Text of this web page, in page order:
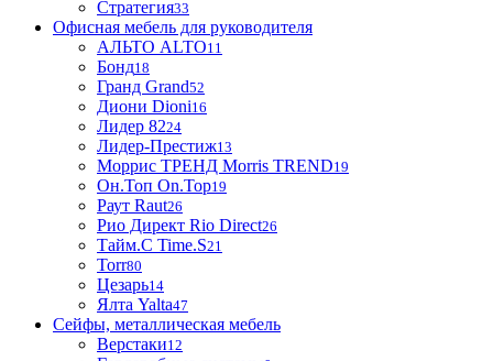
Стратегия33
Офисная мебель для руководителя
АЛЬТО ALTO11
Бонд18
Гранд Grand52
Диони Dioni16
Лидер 8224
Лидер-Престиж13
Моррис ТРЕНД Morris TREND19
Он.Топ On.Top19
Раут Raut26
Рио Директ Rio Direct26
Тайм.С Time.S21
Torr80
Цезарь14
Ялта Yalta47
Сейфы, металлическая мебель
Верстаки12